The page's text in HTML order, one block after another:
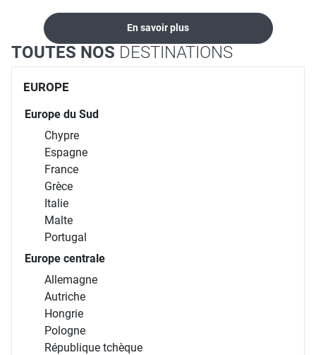
En savoir plus
TOUTES NOS DESTINATIONS
EUROPE
Europe du Sud
Chypre
Espagne
France
Grèce
Italie
Malte
Portugal
Europe centrale
Allemagne
Autriche
Hongrie
Pologne
République tchèque